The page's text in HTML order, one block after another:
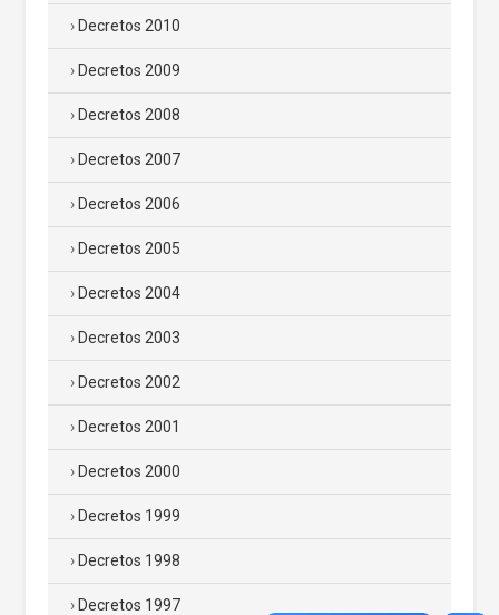
Decretos 2010
Decretos 2009
Decretos 2008
Decretos 2007
Decretos 2006
Decretos 2005
Decretos 2004
Decretos 2003
Decretos 2002
Decretos 2001
Decretos 2000
Decretos 1999
Decretos 1998
Decretos 1997